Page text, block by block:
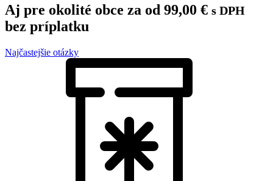
Aj pre okolité obce za od 99,00 € s DPH
bez príplatku
Najčastejšie otázky